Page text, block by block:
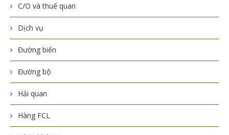
C/O và thuế quan
Dịch vụ
Đường biển
Đường bộ
Hải quan
Hàng FCL